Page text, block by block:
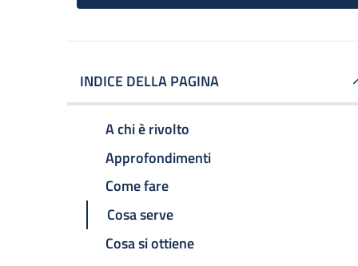
INDICE DELLA PAGINA
A chi è rivolto
Approfondimenti
Come fare
Cosa serve
Cosa si ottiene